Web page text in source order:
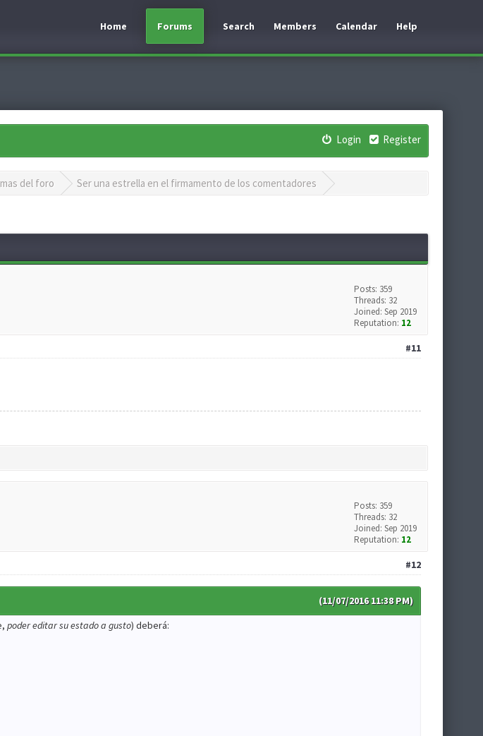
Home Forums Search Members Calendar Help
Login Register
del foro Ser una estrella en el firmamento de los comentadores
Posts: 359
Threads: 32
Joined: Sep 2019
Reputation: 12
#11
Posts: 359
Threads: 32
Joined: Sep 2019
Reputation: 12
#12
(11/07/2016 11:38 PM)
poder editar su estado a gusto) deberá: